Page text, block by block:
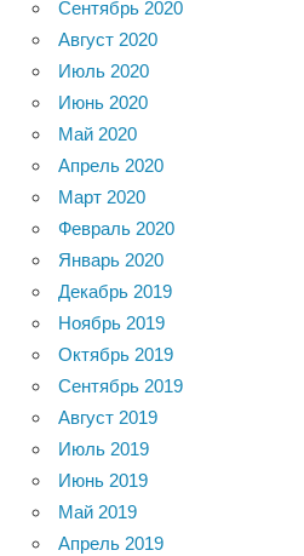
Сентябрь 2020
Август 2020
Июль 2020
Июнь 2020
Май 2020
Апрель 2020
Март 2020
Февраль 2020
Январь 2020
Декабрь 2019
Ноябрь 2019
Октябрь 2019
Сентябрь 2019
Август 2019
Июль 2019
Июнь 2019
Май 2019
Апрель 2019